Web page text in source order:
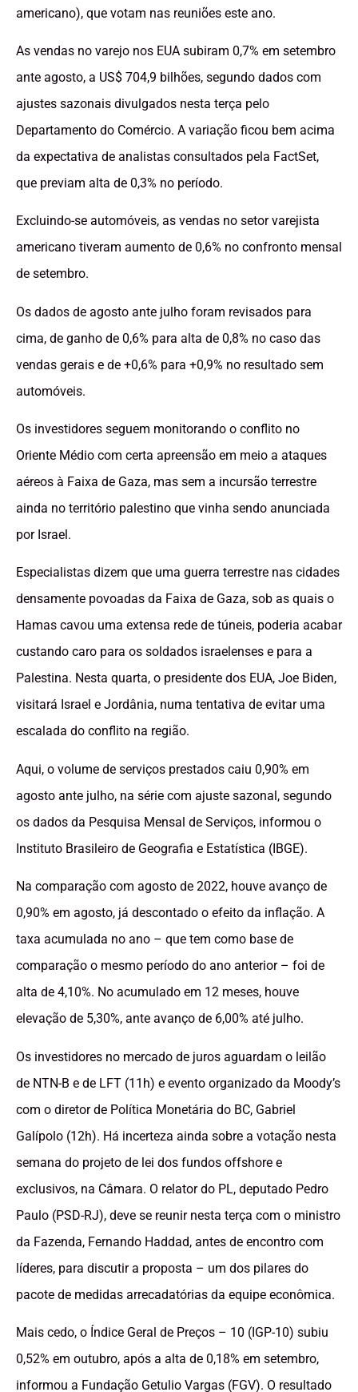
americano), que votam nas reuniões este ano.
As vendas no varejo nos EUA subiram 0,7% em setembro
ante agosto, a US$ 704,9 bilhões, segundo dados com
ajustes sazonais divulgados nesta terça pelo
Departamento do Comércio. A variação ficou bem acima
da expectativa de analistas consultados pela FactSet,
que previam alta de 0,3% no período.
Excluindo-se automóveis, as vendas no setor varejista
americano tiveram aumento de 0,6% no confronto mensal
de setembro.
Os dados de agosto ante julho foram revisados para
cima, de ganho de 0,6% para alta de 0,8% no caso das
vendas gerais e de +0,6% para +0,9% no resultado sem
automóveis.
Os investidores seguem monitorando o conflito no
Oriente Médio com certa apreensão em meio a ataques
aéreos à Faixa de Gaza, mas sem a incursão terrestre
ainda no território palestino que vinha sendo anunciada
por Israel.
Especialistas dizem que uma guerra terrestre nas cidades
densamente povoadas da Faixa de Gaza, sob as quais o
Hamas cavou uma extensa rede de túneis, poderia acabar
custando caro para os soldados israelenses e para a
Palestina. Nesta quarta, o presidente dos EUA, Joe Biden,
visitará Israel e Jordânia, numa tentativa de evitar uma
escalada do conflito na região.
Aqui, o volume de serviços prestados caiu 0,90% em
agosto ante julho, na série com ajuste sazonal, segundo
os dados da Pesquisa Mensal de Serviços, informou o
Instituto Brasileiro de Geografia e Estatística (IBGE).
Na comparação com agosto de 2022, houve avanço de
0,90% em agosto, já descontado o efeito da inflação. A
taxa acumulada no ano – que tem como base de
comparação o mesmo período do ano anterior – foi de
alta de 4,10%. No acumulado em 12 meses, houve
elevação de 5,30%, ante avanço de 6,00% até julho.
Os investidores no mercado de juros aguardam o leilão
de NTN-B e de LFT (11h) e evento organizado da Moody’s
com o diretor de Política Monetária do BC, Gabriel
Galípolo (12h). Há incerteza ainda sobre a votação nesta
semana do projeto de lei dos fundos offshore e
exclusivos, na Câmara. O relator do PL, deputado Pedro
Paulo (PSD-RJ), deve se reunir nesta terça com o ministro
da Fazenda, Fernando Haddad, antes de encontro com
líderes, para discutir a proposta – um dos pilares do
pacote de medidas arrecadatórias da equipe econômica.
Mais cedo, o Índice Geral de Preços – 10 (IGP-10) subiu
0,52% em outubro, após a alta de 0,18% em setembro,
informou a Fundação Getulio Vargas (FGV). O resultado